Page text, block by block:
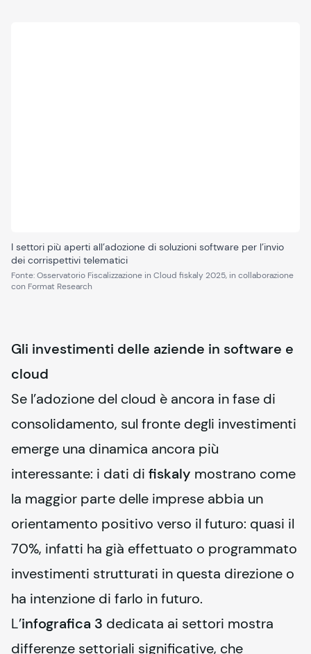
I settori più aperti all’adozione di soluzioni software per l’invio
dei corrispettivi telematici
Fonte:Osservatorio Fiscalizzazione in Cloud fiskaly 2025, in collaborazione
con Format Research
Gli investimenti delle aziende in software e
cloud
Se l’adozione del cloud è ancora in fase di
consolidamento, sul fronte degli investimenti
emerge una dinamica ancora più
interessante: i dati di fiskaly mostrano come
la maggior parte delle imprese abbia un
orientamento positivo verso il futuro: quasi il
70%, infatti ha già effettuato o programmato
investimenti strutturati in questa direzione o
ha intenzione di farlo in futuro.
L’infografica 3 dedicata ai settori mostra
differenze settoriali significative, che